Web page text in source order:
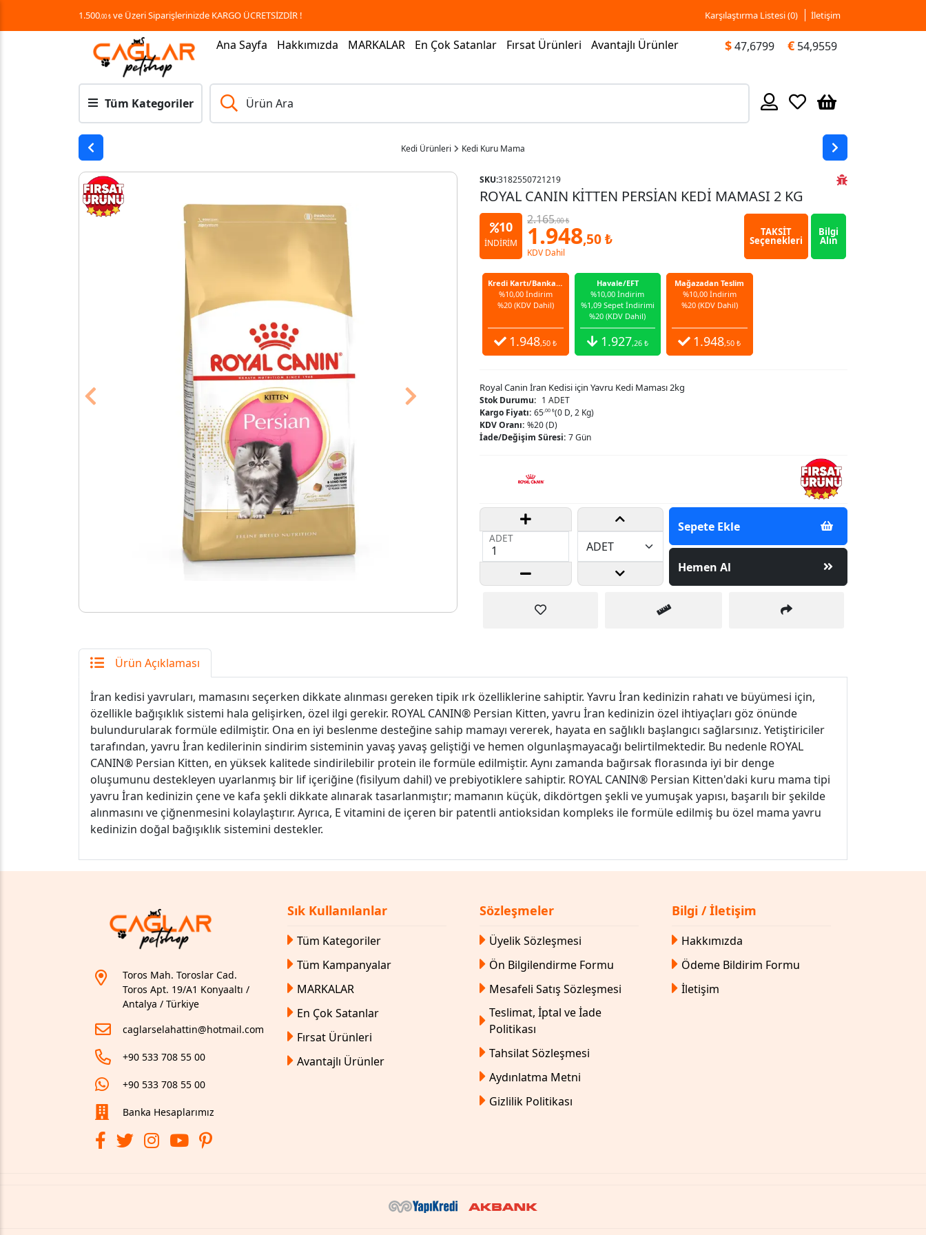
1.500,00 ₺ve Üzeri Siparişlerinizde KARGO ÜCRETSİZDİR ! Karşılaştırma Listesi (0) İletişim
Ana Sayfa Hakkımızda MARKALAR En Çok Satanlar Fırsat Ürünleri Avantajlı Ürünler $47,6799 € 54,9559
Tüm Kategoriler Ürün Ara
Kedi Ürünleri Kedi Kuru Mama
Previous Next
SKU:3182550721219
ROYAL CANIN KİTTEN PERSİAN KEDİ MAMASI 2 KG
10
İNDİRİM
2.165,00 ₺
1.948,50 ₺
KDV Dahil
TAKSİT
Seçenekleri
Bilgi
Alın
Kredi Kartı/Banka Kartı
%10,00 İndirim
%20 (KDV Dahil)
1.948,50 ₺
Havale/EFT
%10,00 İndirim
%1,09 Sepet İndirimi
%20 (KDV Dahil)
1.927,26 ₺
Mağazadan Teslim
%10,00 İndirim
%20 (KDV Dahil)
1.948,50 ₺
Royal Canin İran Kedisi için Yavru Kedi Maması 2kg
Stok Durumu: 1 ADET
Kargo Fiyatı: 65,00 ₺(0 D, 2 Kg)
KDV Oranı: %20 (D)
İade/Değişim Süresi: 7 Gün
ADET
Sepete Ekle
Hemen Al
Ürün Açıklaması
İran kedisi yavruları, mamasını seçerken dikkate alınması gereken tipik ırk özelliklerine sahiptir. Yavru İran kedinizin rahatı ve büyümesi için,
özellikle bağışıklık sistemi hala gelişirken, özel ilgi gerekir. ROYAL CANIN® Persian Kitten, yavru İran kedinizin özel ihtiyaçları göz önünde
bulundurularak formüle edilmiştir. Ona en iyi beslenme desteğine sahip mamayı vererek, hayata en sağlıklı başlangıcı sağlarsınız. Yetiştiriciler
tarafından, yavru İran kedilerinin sindirim sisteminin yavaş yavaş geliştiği ve hemen olgunlaşmayacağı belirtilmektedir. Bu nedenle ROYAL
CANIN® Persian Kitten, en yüksek kalitede sindirilebilir protein ile formüle edilmiştir. Aynı zamanda bağırsak florasında iyi bir denge
oluşumunu destekleyen uyarlanmış bir lif içeriğine (fisilyum dahil) ve prebiyotiklere sahiptir. ROYAL CANIN® Persian Kitten'daki kuru mama tipi
yavru İran kedinizin çene ve kafa şekli dikkate alınarak tasarlanmıştır; mamanın küçük, dikdörtgen şekli ve yumuşak yapısı, başarılı bir şekilde
alınmasını ve çiğnenmesini kolaylaştırır. Ayrıca, E vitamini de içeren bir patentli antioksidan kompleks ile formüle edilmiş bu özel mama yavru
kedinizin doğal bağışıklık sistemini destekler.
Toros Mah. Toroslar Cad.
Toros Apt. 19/A1 Konyaaltı /
Antalya / Türkiye
caglarselahattin@hotmail.com
+90 533 708 55 00
+90 533 708 55 00
Banka Hesaplarımız
Sık Kullanılanlar
Tüm Kategoriler
Tüm Kampanyalar
MARKALAR
En Çok Satanlar
Fırsat Ürünleri
Avantajlı Ürünler
Sözleşmeler
Üyelik Sözleşmesi
Ön Bilgilendirme Formu
Mesafeli Satış Sözleşmesi
Teslimat, İptal ve İade
Politikası
Tahsilat Sözleşmesi
Aydınlatma Metni
Gizlilik Politikası
Bilgi / İletişim
Hakkımızda
Ödeme Bildirim Formu
İletişim